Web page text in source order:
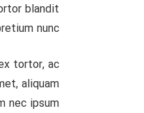
blandit
nunc.
tortor, ac
aliquam
nec ipsum